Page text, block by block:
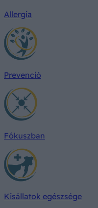
Allergia
Prevenció
Fókuszban
Kisállatok egészsége